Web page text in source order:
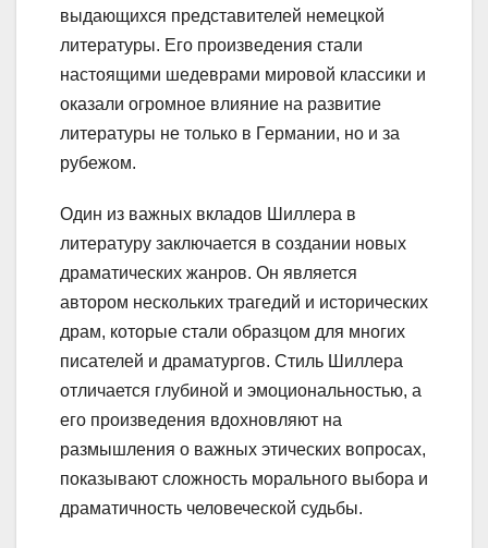
выдающихся представителей немецкой
литературы. Его произведения стали
настоящими шедеврами мировой классики и
оказали огромное влияние на развитие
литературы не только в Германии, но и за
рубежом.
Один из важных вкладов Шиллера в
литературу заключается в создании новых
драматических жанров. Он является
автором нескольких трагедий и исторических
драм, которые стали образцом для многих
писателей и драматургов. Стиль Шиллера
отличается глубиной и эмоциональностью, а
его произведения вдохновляют на
размышления о важных этических вопросах,
показывают сложность морального выбора и
драматичность человеческой судьбы.